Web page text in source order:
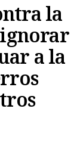
la
a la